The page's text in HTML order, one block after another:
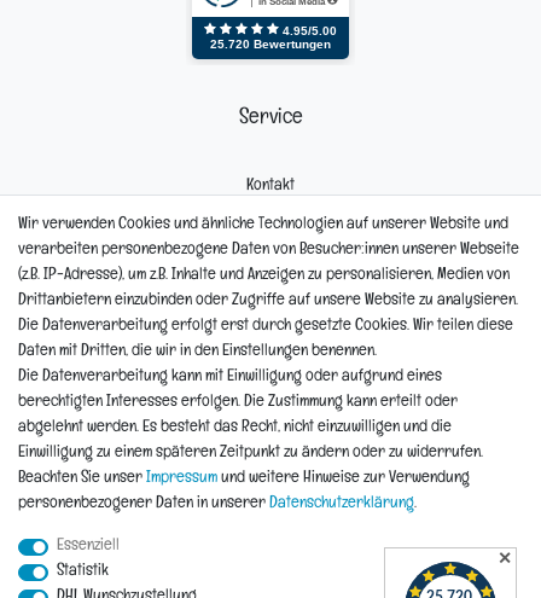
Service
Kontakt
Reklamation
Informationen
Hinweis zur Entsorgung von Altbaterien
*Teil-Widerruf
Wir verwenden Cookies und ähnliche Technologien auf unserer Website und
verarbeiten personenbezogene Daten von Besucher:innen unserer Webseite
(z.B. IP-Adresse), um z.B. Inhalte und Anzeigen zu personalisieren, Medien von
Drittanbietern einzubinden oder Zugriffe auf unsere Website zu analysieren.
Die Datenverarbeitung erfolgt erst durch gesetzte Cookies. Wir teilen diese
Daten mit Dritten, die wir in den Einstellungen benennen.
Die Datenverarbeitung kann mit Einwilligung oder aufgrund eines
berechtigten Interesses erfolgen. Die Zustimmung kann erteilt oder
abgelehnt werden. Es besteht das Recht, nicht einzuwilligen und die
Einwilligung zu einem späteren Zeitpunkt zu ändern oder zu widerrufen.
Beachten Sie unser Impressum und weitere Hinweise zur Verwendung
personenbezogener Daten in unserer Daten­schutz­erklärung.
Essenziell
Statistik
✕